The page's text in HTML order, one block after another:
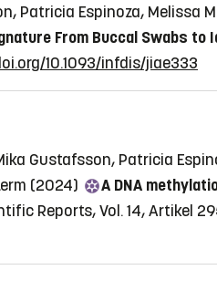
Patricia Espinoza, Melissa
From Buccal Swabs
10.1093/infdis/jiae333
Gustafsson, Patricia
(2024)
A DNA
Reports, Vol. 14, Artikel